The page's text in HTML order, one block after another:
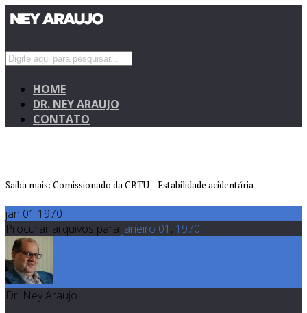
HOME
DR. NEY ARAUJO
CONTATO
Saiba mais: Comissionado da CBTU – Estabilidade acidentária
jan 01 1970
Procurar arquivos para janeiro 01 , 1970
Dr. Ney Araujo